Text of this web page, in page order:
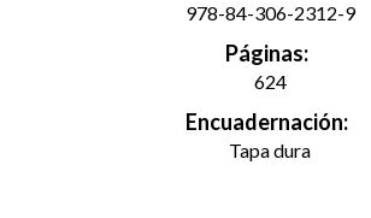
978-84-306-2312-9
Páginas:
624
Encuadernación:
Tapa dura